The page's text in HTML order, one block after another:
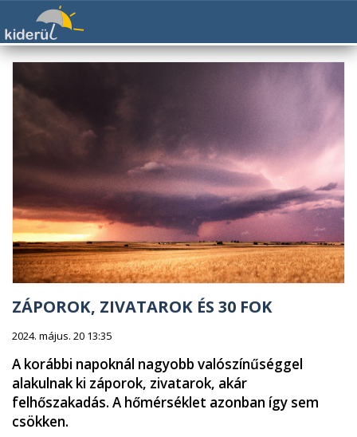
ZÁPOROK, ZIVATAROK ÉS 30 FOK
2024. május. 20 13:35
A korábbi napoknál nagyobb valószínűséggel
alakulnak ki záporok, zivatarok, akár
felhőszakadás. A hőmérséklet azonban így sem
csökken.